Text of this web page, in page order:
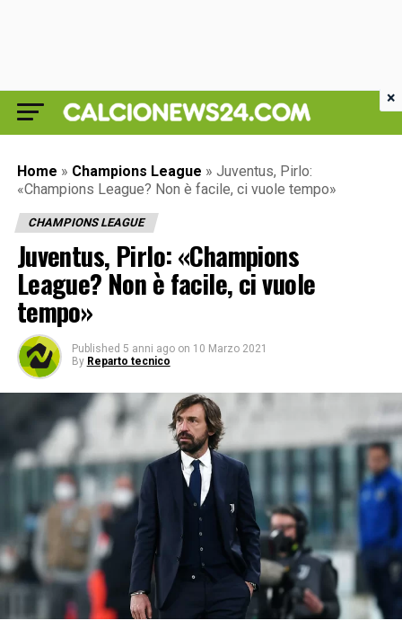
Home » Champions League » Juventus, Pirlo:
«Champions League? Non è facile, ci vuole tempo»
CHAMPIONS LEAGUE
Juventus, Pirlo: «Champions
League? Non è facile, ci vuole
tempo»
Published 5 anni ago on 10 Marzo 2021
By Reparto tecnico
×